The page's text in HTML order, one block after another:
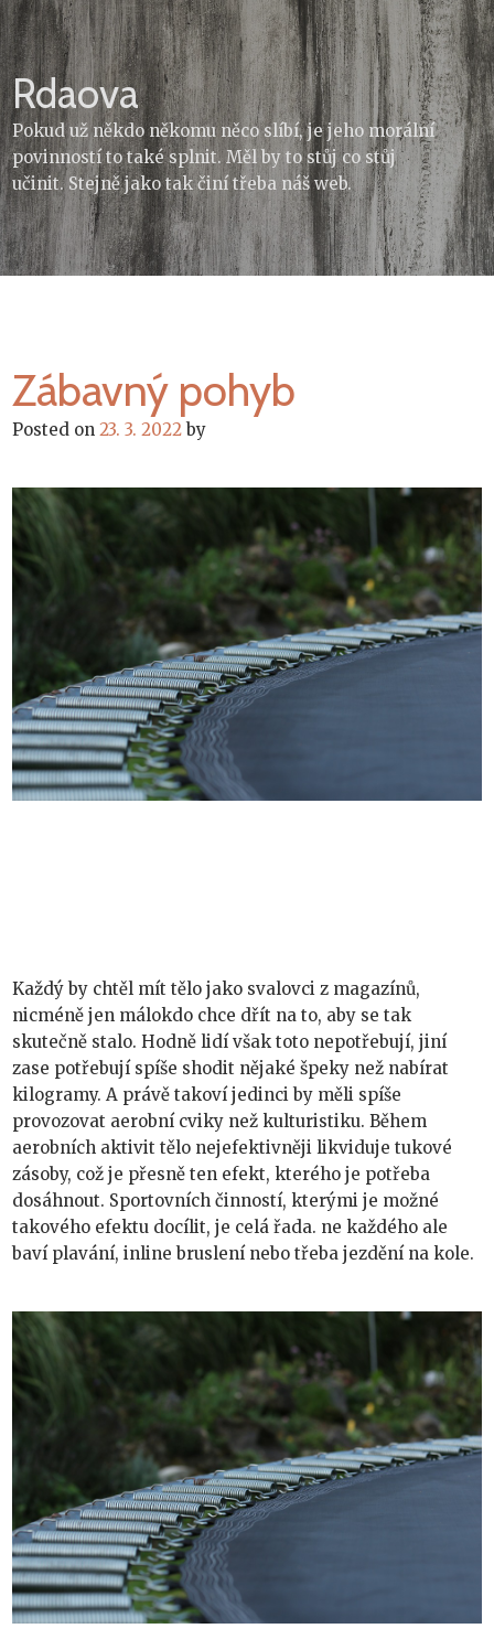
Skip
to
content
Rdaova
Pokud už někdo někomu něco slíbí, je jeho morální
povinností to také splnit. Měl by to stůj co stůj
učinit. Stejně jako tak činí třeba náš web.
Zábavný pohyb
Posted on23. 3. 2022by
Každý by chtěl mít tělo jako svalovci z magazínů,
nicméně jen málokdo chce dřít na to, aby se tak
skutečně stalo. Hodně lidí však toto nepotřebují, jiní
zase potřebují spíše shodit nějaké špeky než nabírat
kilogramy. A právě takoví jedinci by měli spíše
provozovat aerobní cviky než kulturistiku. Během
aerobních aktivit tělo nejefektivněji likviduje tukové
zásoby, což je přesně ten efekt, kterého je potřeba
dosáhnout. Sportovních činností, kterými je možné
takového efektu docílit, je celá řada. ne každého ale
baví plavání, inline bruslení nebo třeba jezdění na kole.